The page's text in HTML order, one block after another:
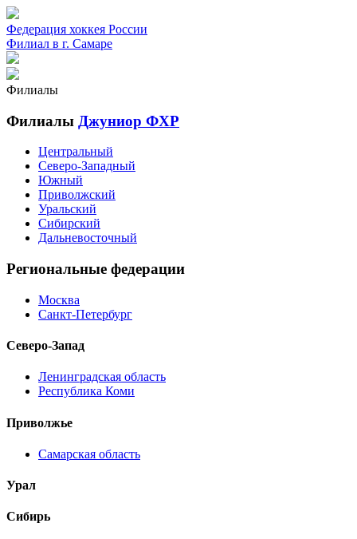
Федерация хоккея России
Филиал в г. Самаре
Филиалы
Филиалы Джуниор ФХР
Центральный
Северо-Западный
Южный
Приволжский
Уральский
Сибирский
Дальневосточный
Региональные федерации
Москва
Санкт-Петербург
Северо-Запад
Ленинградская область
Республика Коми
Приволжье
Самарская область
Урал
Сибирь